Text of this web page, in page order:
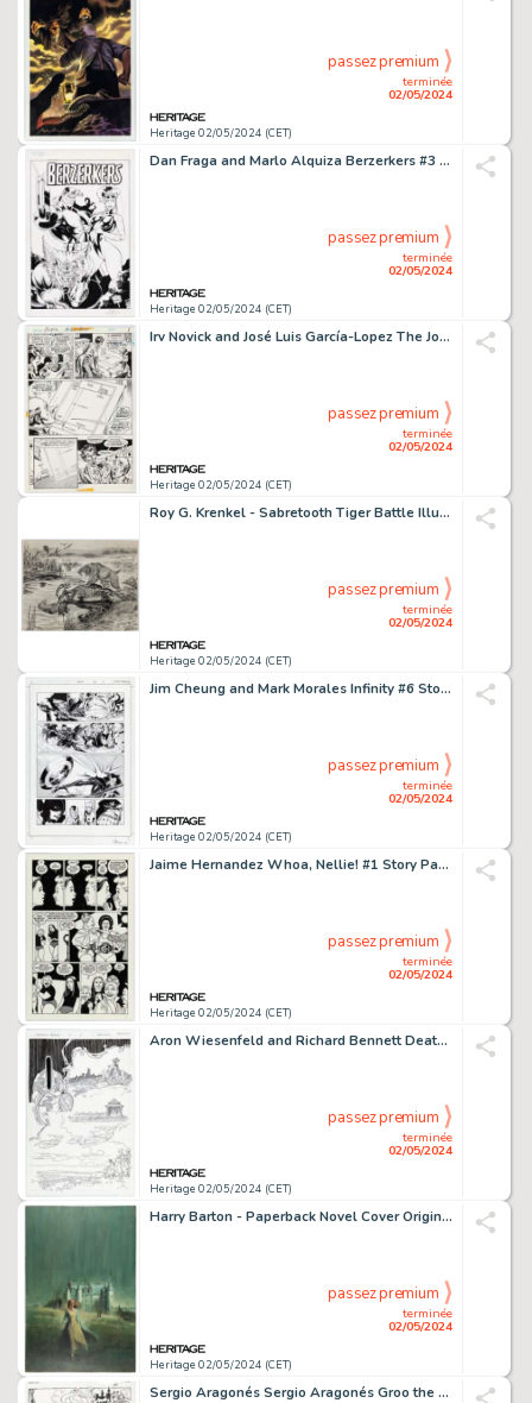
Heritage 02/05/2024 (CET)
terminée
02/05/2024
passez premium
Dan Fraga and Marlo Alquiza Berzerkers #3 Cover Original Art (Image, 1995).
Heritage 02/05/2024 (CET)
terminée
02/05/2024
passez premium
Irv Novick and José Luis García-Lopez The Joker #2 Story Page 9 Original Art (DC, 1975).
Heritage 02/05/2024 (CET)
terminée
02/05/2024
passez premium
Roy G. Krenkel - Sabretooth Tiger Battle Illustration Original Art (1935).
Heritage 02/05/2024 (CET)
terminée
02/05/2024
passez premium
Jim Cheung and Mark Morales Infinity #6 Story Page 13 Original Art (Marvel, 2014).
Heritage 02/05/2024 (CET)
terminée
02/05/2024
passez premium
Jaime Hernandez Whoa, Nellie! #1 Story Page 18 Xo and Gina Bravo Original Art (Fantagraphics, 1996).
Heritage 02/05/2024 (CET)
terminée
02/05/2024
passez premium
Aron Wiesenfeld and Richard Bennett Deathblow / Wolverine #2 Story Page 7 Original Art (Image(WildStorm)/Marvel, 1997).
Heritage 02/05/2024 (CET)
terminée
02/05/2024
passez premium
Harry Barton - Paperback Novel Cover Original Art (c. 1970s).
Heritage 02/05/2024 (CET)
terminée
02/05/2024
passez premium
Sergio Aragonés Sergio Aragonés Groo the Wanderer #34 Story Pages 21 Original Art (Marvel, 1987).